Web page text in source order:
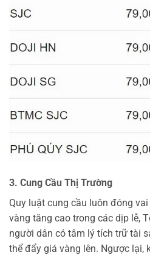
3. Cung Cầu Thị Trường
Quy luật cung cầu luôn đóng
vàng tăng cao trong các dịp lễ,
người dân có tâm lý tích trữ tài
thể đẩy giá vàng lên. Ngược lại,